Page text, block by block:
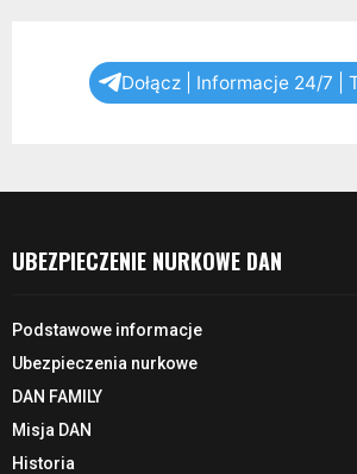
Dołącz | Informacje 24/7 |
UBEZPIECZENIE NURKOWE DAN
Podstawowe informacje
Ubezpieczenia nurkowe
DAN FAMILY
Misja DAN
Historia